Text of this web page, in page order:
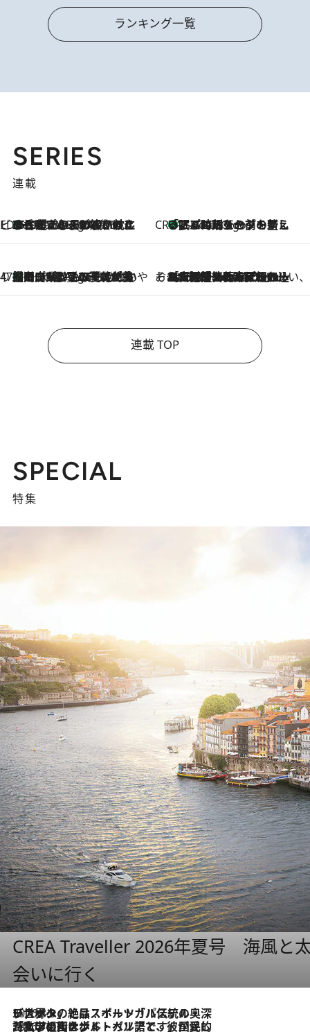
ランキング一覧
SERIES
連載
ビューティいいもの集め EDITORS' BEST
3 Hours Ago
35℃超えの日の夜、枕にひと吹き！ BAUMのルームスプレーが、ひのきの香りで心まで解きほぐす CREA'S CHOICE
3 Hours Ago
「眠る時刻をセットする」——眠りの前を整える、バルミューダの新しいアプローチ
47都道府県の手みやげ ひんやりスイーツで夏を満喫
3 Hours Ago
【岡山県】この夏絶対食べたい 冷やしておいしいおやつ3選 フルーツが主役のプリンやアイスが勢揃い そおだよおこの関西おいしい、おやつ紀行
2026.8.9
［大阪府箕面市］一皿一皿目の前で仕上げられる、料理を巧みに組み込んだアシェットデセールコース「ミチル アシェット デセール（Michiru assiette dessert）」
連載 TOP
SPECIAL
特集
CREA Traveller 2026年夏号 海風と
会いに行く
2026.8.8
リスボンの絶品スイーツ「パステル・デ・ナタ」とは？ポルトガル伝統の奥深い世界へ
2026.7.27
「私の祖国はポルトガル語です」国民的詩人フェルナンド・ペソアと、彼が愛した文学の街を歩く